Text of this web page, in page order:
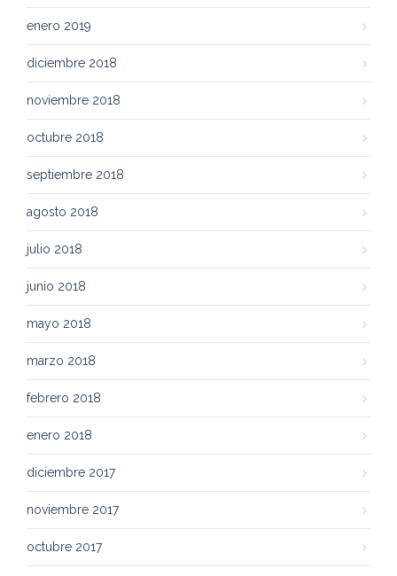
enero 2019
diciembre 2018
noviembre 2018
octubre 2018
septiembre 2018
agosto 2018
julio 2018
junio 2018
mayo 2018
marzo 2018
febrero 2018
enero 2018
diciembre 2017
noviembre 2017
octubre 2017